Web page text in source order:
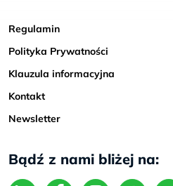
Regulamin
Polityka Prywatności
Klauzula informacyjna
Kontakt
Newsletter
Bądź z nami bliżej na: